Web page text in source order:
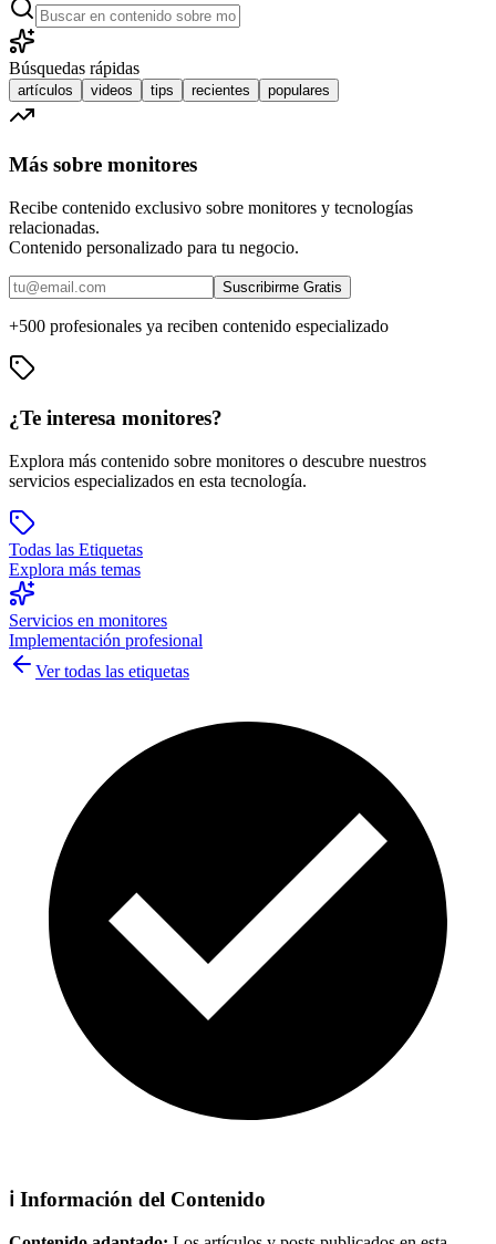
Búsquedas rápidas
artículos videos tips recientes populares
Más sobre monitores
Recibe contenido exclusivo sobre monitores y tecnologías
relacionadas.
Contenido personalizado para tu negocio.
Suscribirme Gratis
+500 profesionales ya reciben contenido especializado
¿Te interesa monitores?
Explora más contenido sobre monitores o descubre nuestros
servicios especializados en esta tecnología.
Todas las Etiquetas
Explora más temas
Servicios en monitores
Implementación profesional
Ver todas las etiquetas
ℹ️ Información del Contenido